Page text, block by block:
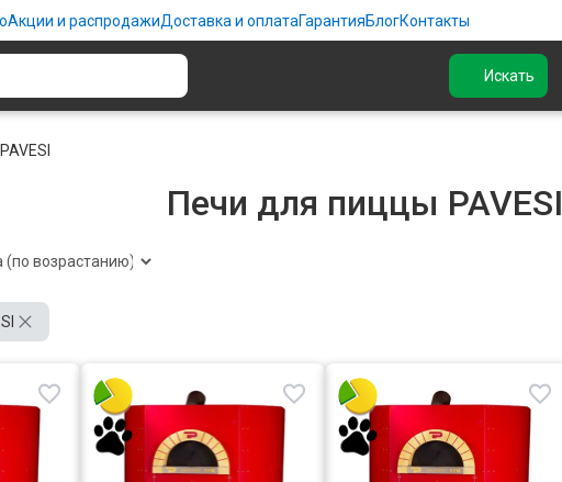
Акции и распродажиДоставка и оплатаГарантияБлогКонтакты
Искать
PAVESI
Печи для пиццы PAVESI